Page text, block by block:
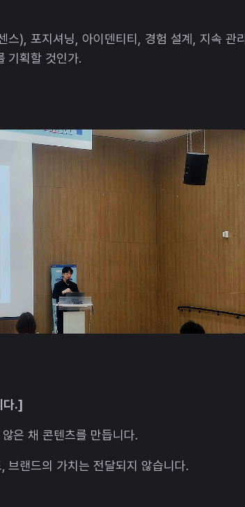
스), 포지셔닝, 아이덴티티, 경험 설계, 지속 관리
기획할 것인가.
다.]
은 채 콘텐츠를 만듭니다.
브랜드의 가치는 전달되지 않습니다.